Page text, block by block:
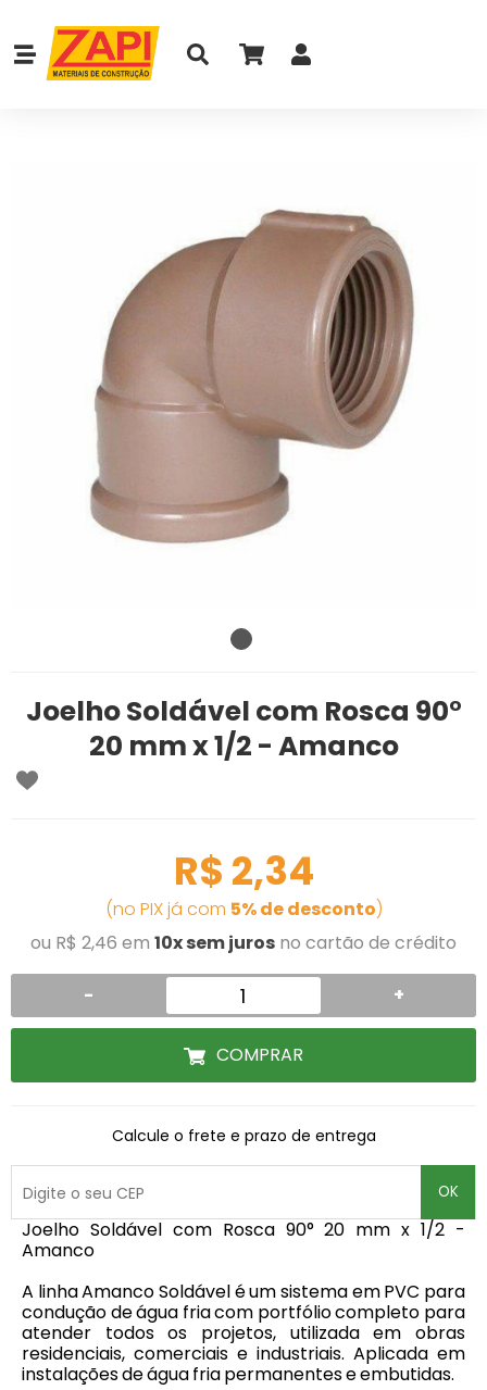
Joelho Soldável com Rosca 90°
20 mm x 1/2 - Amanco
R$ 2,34
(no PIX já com 5% de desconto)
ou R$ 2,46 em 10x sem juros no cartão de crédito
- +
COMPRAR
Calcule o frete e prazo de entrega
OK
Joelho Soldável com Rosca 90° 20 mm x 1/2 -
Amanco
A linha Amanco Soldável é um sistema em PVC para
condução de água fria com portfólio completo para
atender todos os projetos, utilizada em obras
residenciais, comerciais e industriais. Aplicada em
instalações de água fria permanentes e embutidas.